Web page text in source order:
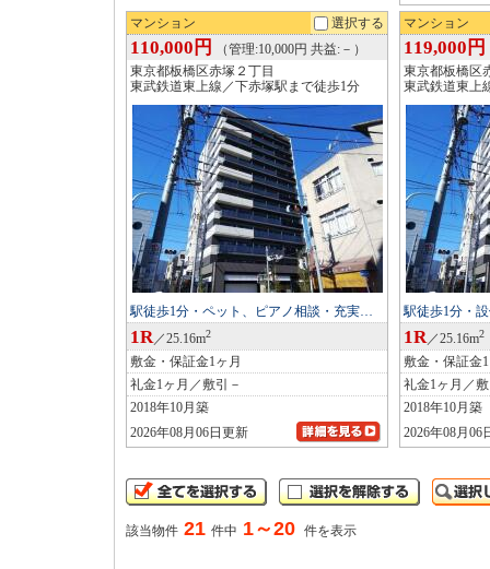
マンション 選択する
110,000円
（管理:10,000円 共益:－）
東京都板橋区赤塚２丁目
東武鉄道東上線／下赤塚駅まで徒歩1分
駅徒歩1分・ペット、ピアノ相談・充実…
1R／25.16m2
敷金・保証金1ヶ月
礼金1ヶ月／敷引－
2018年10月築
2026年08月06日更新
マンション
119,000円
東京都板橋区
東武鉄道東上
駅徒歩1分・
1R／25.16m2
敷金・保証金
礼金1ヶ月／
2018年10月築
2026年08月06
該当物件 21 件中 1～20 件を表示